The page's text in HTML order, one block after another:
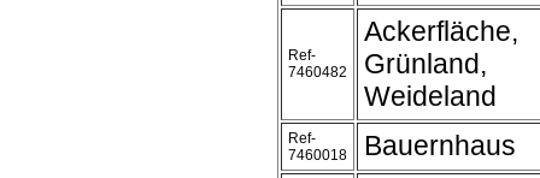
Ref-
7460482
Ackerfläche,
Grünland,
Weideland
Ref-
7460018
Bauernhaus